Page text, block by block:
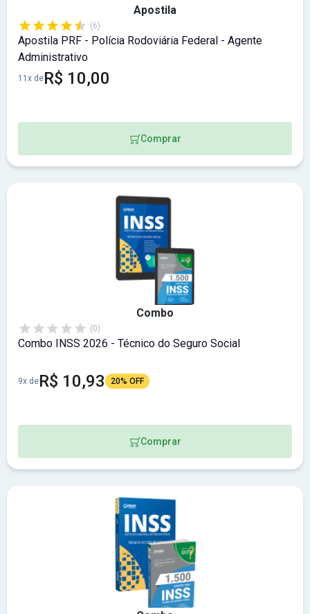
Apostila
(6)
Apostila PRF - Polícia Rodoviária Federal - Agente
Administrativo
11x deR$ 10,00
Comprar
Combo
(0)
Combo INSS 2026 - Técnico do Seguro Social
9x deR$ 10,93 20% OFF
Comprar